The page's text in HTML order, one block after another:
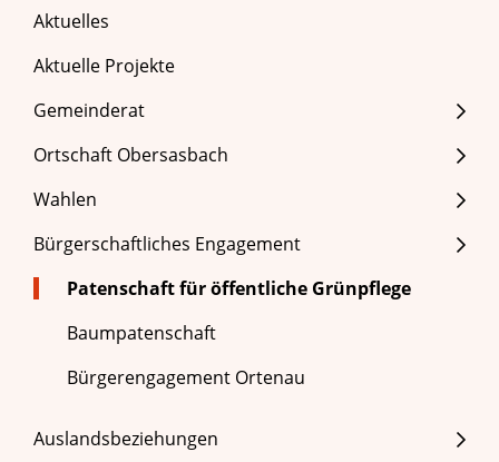
Aktuelles
Aktuelle Projekte
Gemeinderat
Ortschaft Obersasbach
Wahlen
Bürgerschaftliches Engagement
Patenschaft für öffentliche Grünpflege
Baumpatenschaft
Bürgerengagement Ortenau
Auslandsbeziehungen